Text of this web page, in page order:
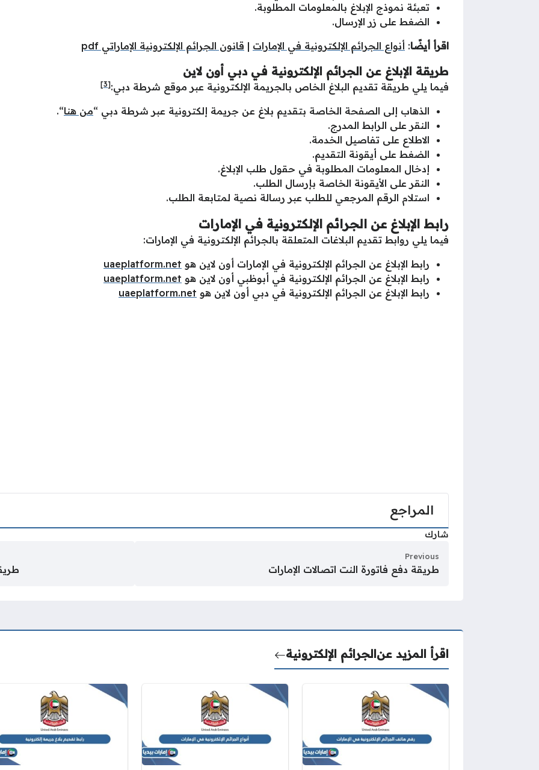
تعبئة نموذج الإبلاغ بالمعلومات المطلوبة.
الضغط على زر الإرسال.
اقرأ أيضًا: أنواع الجرائم الإلكترونية في الإمارات | قانون الجرائم الإلكترونية الإماراتي pdf
طريقة الإبلاغ عن الجرائم الإلكترونية في دبي أون لاين
فيما يلي طريقة تقديم البلاغ الخاص بالجريمة الإلكترونية عبر موقع شرطة دبي:[3]
الذهاب إلى الصفحة الخاصة بتقديم بلاغ عن جريمة إلكترونية عبر شرطة دبي “من هنا“.
النقر على الرابط المدرج.
الاطلاع على تفاصيل الخدمة.
الضغط على أيقونة التقديم.
إدخال المعلومات المطلوبة في حقول طلب الإبلاغ.
النقر على الأيقونة الخاصة بإرسال الطلب.
استلام الرقم المرجعي للطلب عبر رسالة نصية لمتابعة الطلب.
رابط الإبلاغ عن الجرائم الإلكترونية في الإمارات
فيما يلي روابط تقديم البلاغات المتعلقة بالجرائم الإلكترونية في الإمارات:
رابط الإبلاغ عن الجرائم الإلكترونية في الإمارات أون لاين هو uaeplatform.net
رابط الإبلاغ عن الجرائم الإلكترونية في أبوظبي أون لاين هو uaeplatform.net
رابط الإبلاغ عن الجرائم الإلكترونية في دبي أون لاين هو uaeplatform.net
المراجع
شارك
Previous
طريقة دفع فاتورة النت اتصالات الإمارات
اقرأ المزيد عنالجرائم الإلكترونية